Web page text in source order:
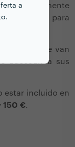
a
oralmente
para
que van
adecuan a sus
estar incluido en
150 €.